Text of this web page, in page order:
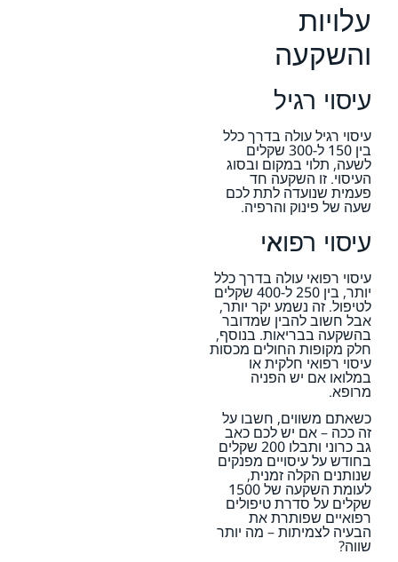
עלויות
והשקעה
עיסוי רגיל
עיסוי רגיל עולה בדרך כלל
בין 150 ל-300 שקלים
לשעה, תלוי במקום ובסוג
העיסוי. זו השקעה חד
פעמית שנועדה לתת לכם
שעה של פינוק והרפיה.
עיסוי רפואי
עיסוי רפואי עולה בדרך כלל
יותר, בין 250 ל-400 שקלים
לטיפול. זה נשמע יקר יותר,
אבל חשוב להבין שמדובר
בהשקעה בבריאות. בנוסף,
חלק מקופות החולים מכסות
עיסוי רפואי חלקית או
במלואו אם יש הפניה
מרופא.
כשאתם משווים, חשבו על
זה ככה – אם יש לכם כאב
גב כרוני ותבלו 200 שקלים
בחודש על עיסויים מפנקים
שנותנים הקלה זמנית,
לעומת השקעה של 1500
שקלים על סדרת טיפולים
רפואיים שפותרת את
הבעיה לצמיתות – מה יותר
שווה?